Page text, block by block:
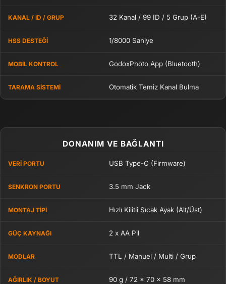
KANAL / ID / GRUP 32 Kanal / 99 ID / 5 Grup (A-E)
HSS DESTEĞI 1/8000 Saniye
MOBIL KONTROL GodoxPhoto App (Bluetooth)
TARAMA SISTEMI Otomatik Temiz Kanal Bulma
DONANIM VE BAĞLANTI
VERI PORTU USB Type-C (Firmware)
SENKRON PORTU 3.5 mm Jack
MONTAJ TIPI Hızlı Kilitli Sıcak Ayak (Alt/Üst)
GÜÇ KAYNAĞI 2 x AA Pil
MODLAR TTL / Manuel / Multi / Grup
AĞIRLIK / BOYUT 90 g / 72 x 70 x 58 mm